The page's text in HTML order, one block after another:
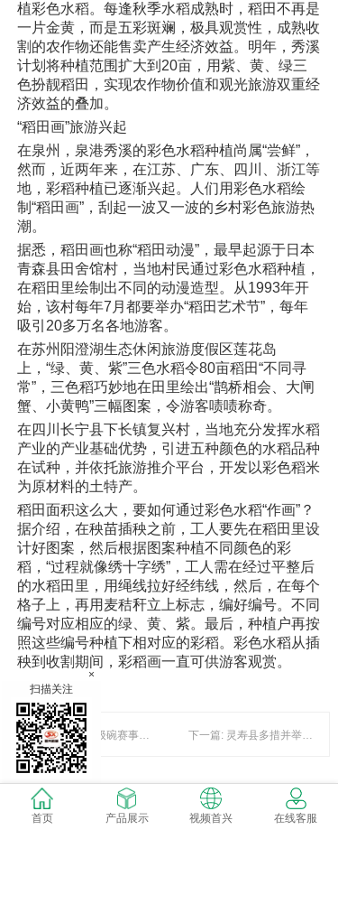
植彩色水稻。每逢秋季水稻成熟时，稻田不再是
一片金黄，而是五彩斑斓，极具观赏性，成熟收
割的农作物还能售卖产生经济效益。明年，秀溪
计划将种植范围扩大到20亩，用紫、黄、绿三
色扮靓稻田，实现农作物价值和观光旅游双重经
济效益的叠加。
“稻田画”旅游兴起
在泉州，泉港秀溪的彩色水稻种植尚属“尝鲜”，
然而，近两年来，在江苏、广东、四川、浙江等
地，彩稻种植已逐渐兴起。人们用彩色水稻绘
制“稻田画”，刮起一波又一波的乡村彩色旅游热
潮。
据悉，稻田画也称“稻田动漫”，最早起源于日本
青森县田舍馆村，当地村民通过彩色水稻种植，
在稻田里绘制出不同的动漫造型。从1993年开
始，该村每年7月都要举办“稻田艺术节”，每年
吸引20多万名各地游客。
在苏州阳澄湖生态休闲旅游度假区莲花岛
上，“绿、黄、紫”三色水稻令80亩稻田“不同寻
常”，三色稻巧妙地在田里绘出“鹊桥相会、大闸
蟹、小黄鸭”三幅图案，令游客啧啧称奇。
在四川长宁县下长镇复兴村，当地充分发挥水稻
产业的产业基础优势，引进五种颜色的水稻品种
在试种，并依托旅游推介平台，开发以彩色稻米
为原材料的土特产。
稻田面积这么大，要如何通过彩色水稻“作画”？
据介绍，在秧苗插秧之前，工人要先在稻田里设
计好图案，然后根据图案种植不同颜色的彩
稻，“过程就像绣十字绣”，工人需在经过平整后
的水稻田里，用绳线拉好经纬线，然后，在每个
格子上，再用麦秸秆立上标志，编好编号。不同
编号对应相应的绿、黄、紫。最后，种植户再按
照这些编号种植下相对应的彩稻。彩色水稻从插
秧到收割期间，彩稻画一直可供游客观赏。
上一篇: 美国超级碗赛事门票均价近6000美元 鸡翅大涨价 下一篇: 灵寿县多措并举抓好雨季造林工作
暂时还没有评论，当第一个评论者吧！
首页 产品展示 视频首兴 在线客服
×
扫描关注